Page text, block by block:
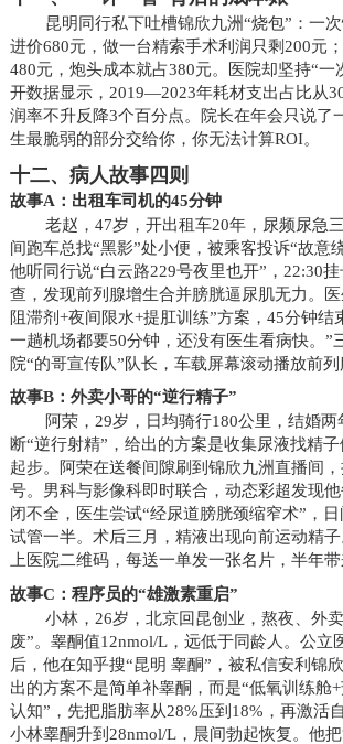
昆明同行私下吐槽锦欣九洲“烧包”：一
进价680元，做一台精索手术利润只剩200元
480元，炮头成本就占380元。医院却坚持“一
开数据显示，2019—2023年耗材支出占比从
润率不升反降3个百分点。院长在年会只说了
生最脆弱的部分交给你，你无法计算ROI。
十二、病人故事四则
故事A：出租车司机的45分钟
老赵，47岁，开出租车20年，尿频尿急
间跑车总找“黑影”处小便，被乘客投诉“故意
他听同行说“白云路229号夜里也开”，22:30
查，发现前列腺增生合并膀胱逼尿肌无力。
阻滞剂+夜间限水+提肛训练”方案，45分钟结
一趟机场都要50分钟，还没有医生看病快。”
院“的哥宣传队”队长，车载屏幕滚动播放前列
故事B：外卖小哥的“逆行精子”
阿荣，29岁，日均骑行180公里，结婚
断“逆行射精”，给出的方案是收集尿液找精
起步。阿荣在送餐间隙刷到锦欣九洲直播间
号。男科与影像科即时联合，动态彩超发现
闭不全，医生尝试“经尿道膀胱颈缩窄术”，
试管一半。术后三月，精液出现向前运动精
上医院二维码，每送一单发一张名片，半年带
故事C：程序员的“雄激素重启”
小林，26岁，北京回昆创业，熬夜、外
废”。睾酮值12nmol/L，远低于同龄人。公立
后，他在知乎搜“昆明 睾酮”，被私信安利锦
出的方案不是简单补睾酮，而是“低氧训练舱
认知”，先把脂肪率从28%压到18%，再激活
小林睾酮升到28nmol/L，晨间勃起恢复。他